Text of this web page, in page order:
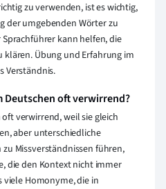
zu verwenden, ist es wichtig,
der umgebenden Wörter zu
kann helfen, die
Übung und Erfahrung im
Verständnis.
Deutschen oft verwirrend?
verwirrend, weil sie gleich
aber unterschiedliche
Missverständnissen führen,
die den Kontext nicht immer
Homonyme, die in